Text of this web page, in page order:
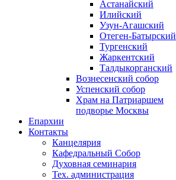
Астанайский
Илийский
Узун-Агашский
Отеген-Батырский
Тургенский
Жаркентский
Талдыкорганский
Вознесенский собор
Успенский собор
Храм на Патриаршем
подворье Москвы
Епархии
Контакты
Канцелярия
Кафедральный Собор
Духовная семинария
Тех. администрация